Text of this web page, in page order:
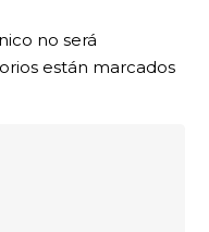
no será
están marcados